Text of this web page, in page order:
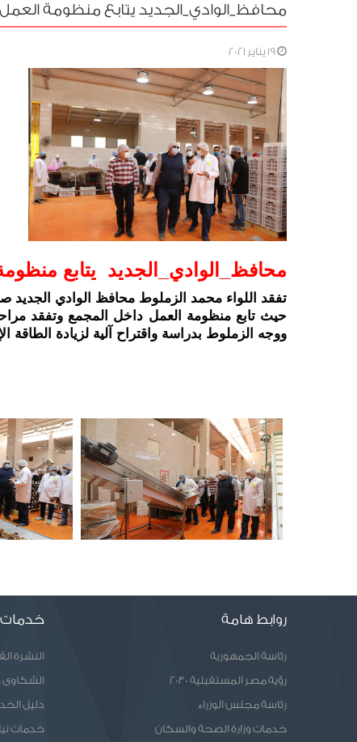
محافظ_الوادي_الجديد يتابع منظومة
محافظ_الوادي_الجديد يتابع
تفقد اللواء محمد الزملوط محافظ الوادي الجديد
ووجه الزملوط بدراسة واقتراح آلية لزيادة الطاقة
روابط هامة
رئاسة الجمهورية
رؤية مصر المستقبلية 2030
رئاسة مجلس الوزراء
خدمات وزارة الصحة والسكان
خدمات
النشرة
الشكاوى
دليل
خدمات